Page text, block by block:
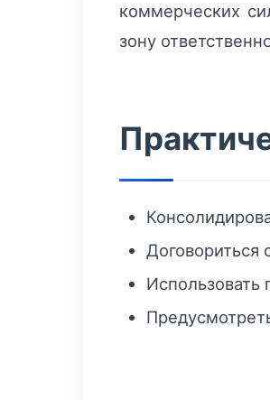
коммерческих
зону
Договориться
Использовать